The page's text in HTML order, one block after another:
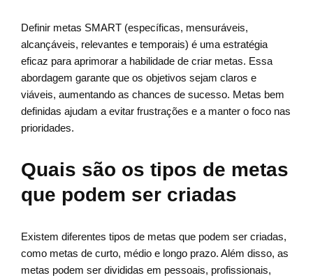
Definir metas SMART (específicas, mensuráveis,
alcançáveis, relevantes e temporais) é uma estratégia
eficaz para aprimorar a habilidade de criar metas. Essa
abordagem garante que os objetivos sejam claros e
viáveis, aumentando as chances de sucesso. Metas bem
definidas ajudam a evitar frustrações e a manter o foco nas
prioridades.
Quais são os tipos de metas
que podem ser criadas
Existem diferentes tipos de metas que podem ser criadas,
como metas de curto, médio e longo prazo. Além disso, as
metas podem ser divididas em pessoais, profissionais,